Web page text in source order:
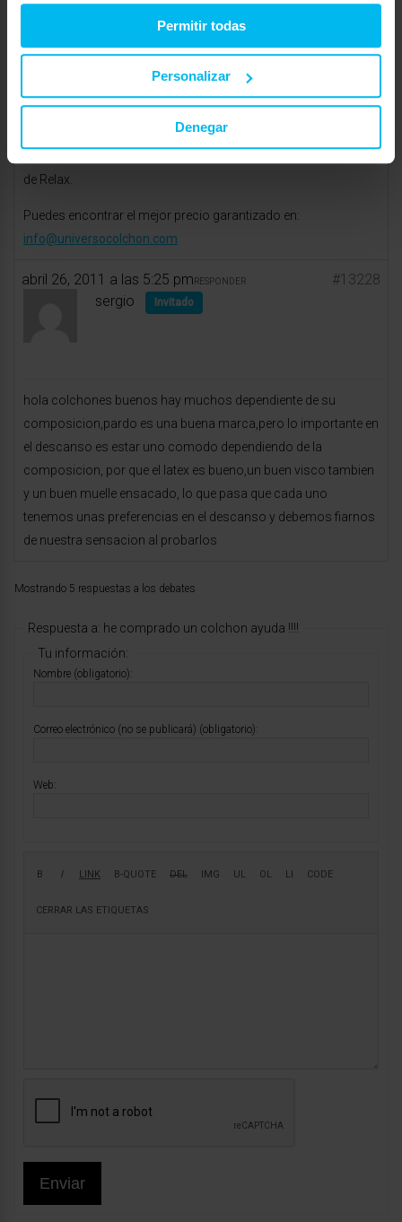
Permitir todas
Personalizar
Denegar
Hola Ana Rosa,
Si temes a la calor no hay nada mejor que uno de muelles
de Relax.
Puedes encontrar el mejor precio garantizado en:
info@universocolchon.com
abril 26, 2011 a las 5:25 pm #13228
RESPONDER
sergio Invitado
hola colchones buenos hay muchos dependiente de su
composicion,pardo es una buena marca,pero lo importante en
el descanso es estar uno comodo dependiendo de la
composicion, por que el latex es bueno,un buen visco tambien
y un buen muelle ensacado, lo que pasa que cada uno
tenemos unas preferencias en el descanso y debemos fiarnos
de nuestra sensacion al probarlos
Mostrando 5 respuestas a los debates
Respuesta a: he comprado un colchon ayuda !!!!
Tu información:
Nombre (obligatorio):
Correo electrónico (no se publicará) (obligatorio):
Web:
Enviar